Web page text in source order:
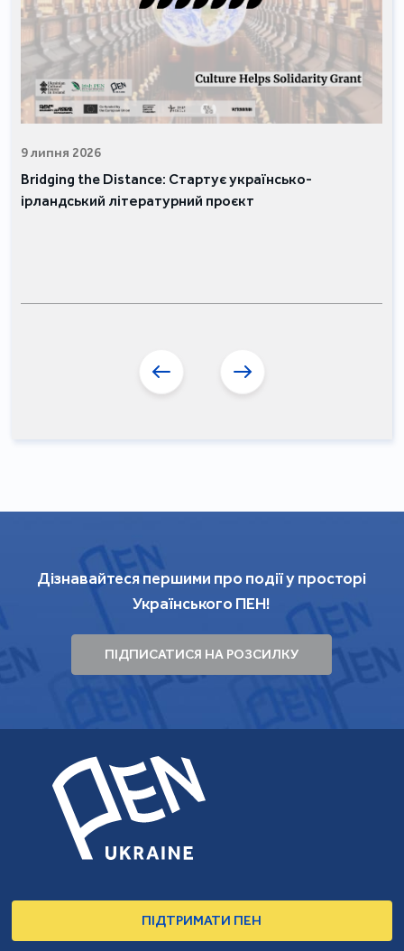
9 липня 2026
Bridging the Distance: Стартує українсько-
ірландський літературний проєкт
Дізнавайтеся першими про події у просторі
Українського ПЕН!
ПІДПИСАТИСЯ НА РОЗСИЛКУ
ПІДТРИМАТИ ПЕН